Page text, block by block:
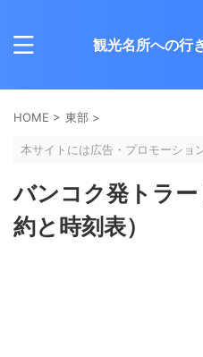
観光名所への
HOME > 東部 >
本サイトには広告・プロモーショ
バンコク発トラ
約と時刻表）